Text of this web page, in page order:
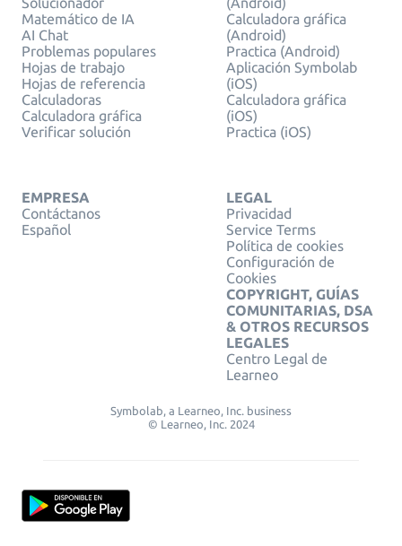
Matemático de IA
AI Chat
Problemas populares
Hojas de trabajo
Hojas de referencia
Calculadoras
Calculadora gráfica
Verificar solución
Calculadora gráfica
(Android)
Practica (Android)
Aplicación Symbolab
(iOS)
Calculadora gráfica
(iOS)
Practica (iOS)
EMPRESA
Contáctanos
Español
LEGAL
Privacidad
Service Terms
Política de cookies
Configuración de
Cookies
COPYRIGHT, GUÍAS
COMUNITARIAS, DSA
& OTROS RECURSOS
LEGALES
Centro Legal de
Learneo
Symbolab, a Learneo, Inc. business
© Learneo, Inc. 2024